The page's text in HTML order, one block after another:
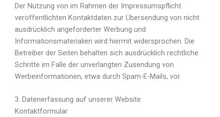
Der Nutzung von im Rahmen der Impressumspflicht
veröffentlichten Kontaktdaten zur Übersendung von nicht
ausdrücklich angeforderter Werbung und
Informationsmaterialien wird hiermit widersprochen. Die
Betreiber der Seiten behalten sich ausdrücklich rechtliche
Schritte im Falle der unverlangten Zusendung von
Werbeinformationen, etwa durch Spam-E-Mails, vor.
3. Datenerfassung auf unserer Website
Kontaktformular